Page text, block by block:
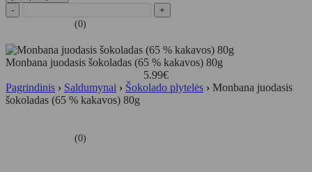
-
+
(0)
Monbana juodasis šokoladas (65 % kakavos) 80g
5.99€
Pagrindinis › Saldumynai › Šokolado plytelės › Monbana juodasis
šokoladas (65 % kakavos) 80g
(0)